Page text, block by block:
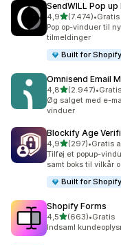
SendWILL Pop up
4,9ud af 5 stjerner
(7.474)
7474 anmeldelser i
•Gratis
Pop op-vinduer til
tilmeldinger
Built for Shopify
Omnisend Email
4,8ud af 5 stjerner
(2.947)
2947 anmeldelser i
•
Øg salget med e-
vinduer
Blockify Age
4,9ud af 5 stjerner
(297)
297 anmeldelser i
•Gratis
Tilføj et popup-
samt boks til vilkår
Built for Shopify
Shopify Forms
4,5ud af 5 stjerner
(663)
663 anmeldelser i alt
•Gratis
Indsaml